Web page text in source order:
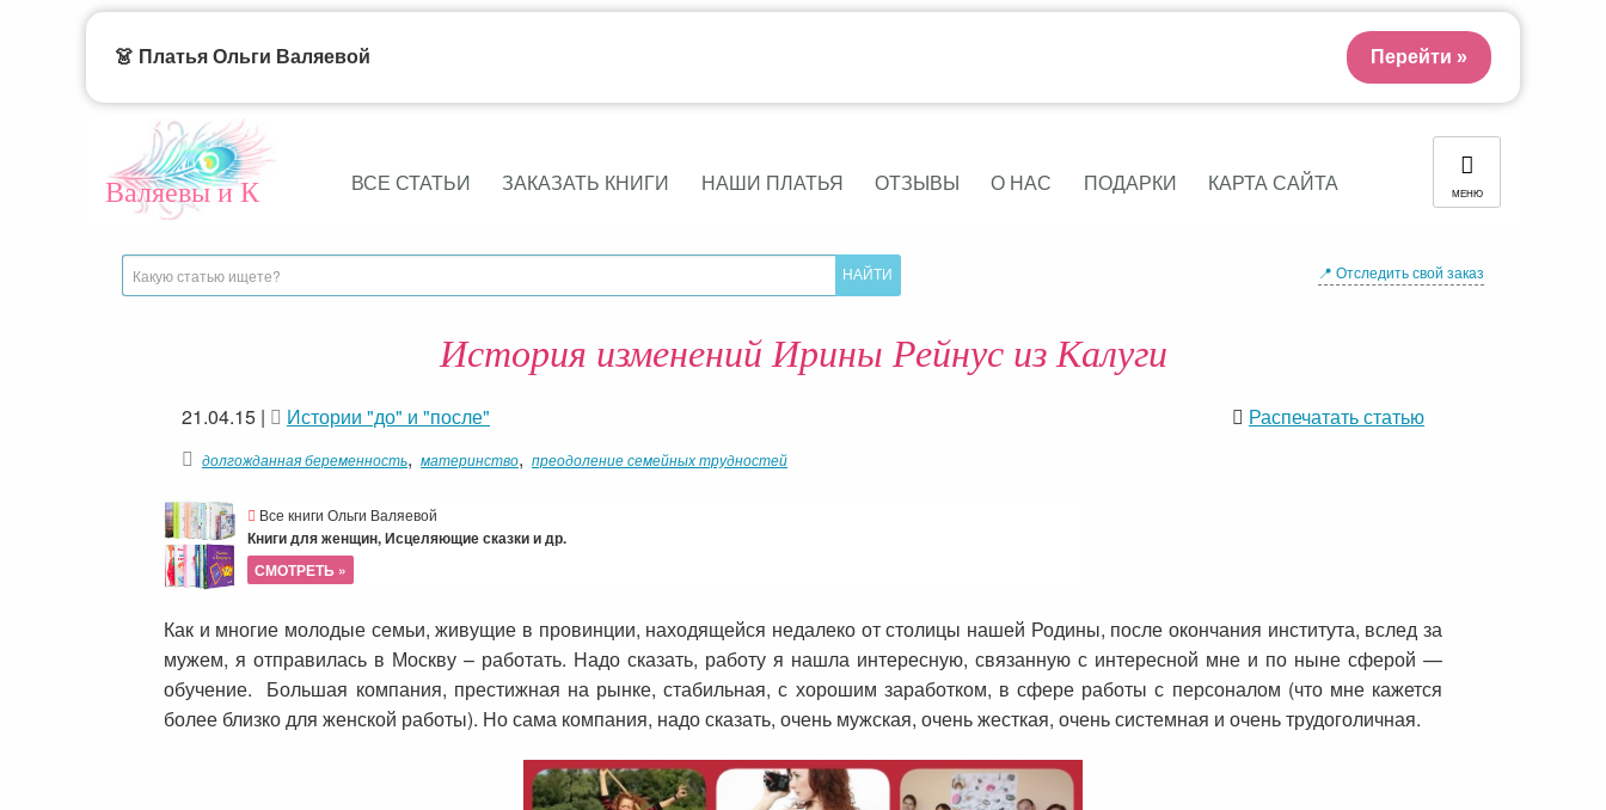
Валяевы и К ВСЕ СТАТЬИ ЗАКАЗАТЬ КНИГИ НАШИ ПЛАТЬЯ ОТЗЫВЫ О НАС ПОДАРКИ КАРТА САЙТА МЕНЮ
📍 Отследить свой заказ
История изменений Ирины Рейнус из Калуги
21.04.15 | Истории "до" и "после"
долгожданная беременность, материнство, преодоление семейных трудностей
Распечатать статью
Все книги Ольги Валяевой
Книги для женщин, Исцеляющие сказки и др.
СМОТРЕТЬ »
Как и многие молодые семьи, живущие в провинции, находящейся недалеко от столицы нашей Родины, после окончания института, вслед за
мужем, я отправилась в Москву – работать. Надо сказать, работу я нашла интересную, связанную с интересной мне и по ныне сферой —
обучение. Большая компания, престижная на рынке, стабильная, с хорошим заработком, в сфере работы с персоналом (что мне кажется
более близко для женской работы). Но сама компания, надо сказать, очень мужская, очень жесткая, очень системная и очень трудоголичная.
👗 Платья Ольги Валяевой Перейти »